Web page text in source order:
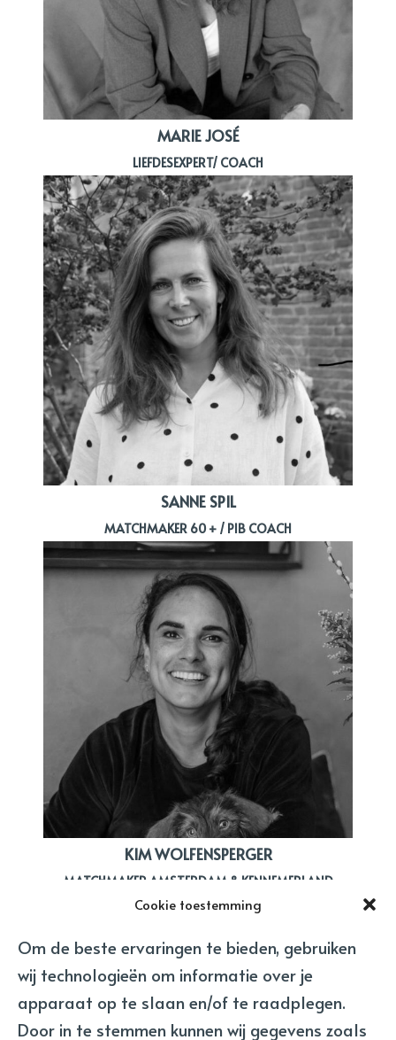
Cookie toestemming
Om de beste ervaringen te bieden, gebruiken
wij technologieën om informatie over je
apparaat op te slaan en/of te raadplegen.
Door in te stemmen kunnen wij gegevens zoals
MARIE JOSÉ
LIEFDESEXPERT/ COACH
SANNE SPIL
MATCHMAKER 60 + / PIB COACH
KIM WOLFENSPERGER
MATCHMAKER AMSTERDAM & KENNEMERLAND